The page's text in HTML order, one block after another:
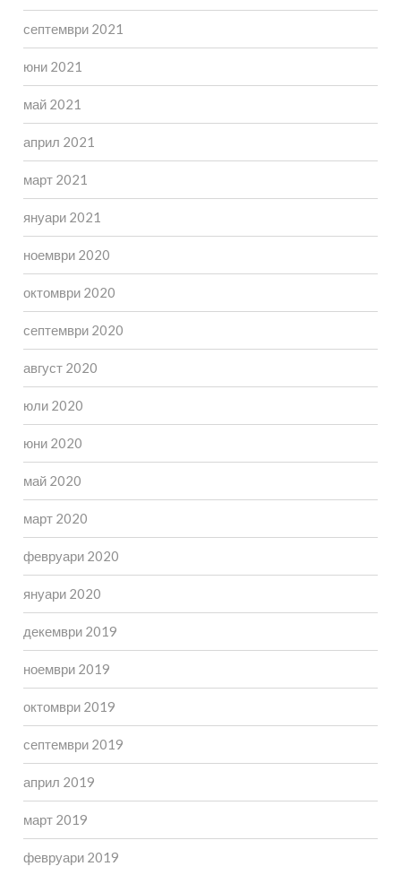
септември 2021
юни 2021
май 2021
април 2021
март 2021
януари 2021
ноември 2020
октомври 2020
септември 2020
август 2020
юли 2020
юни 2020
май 2020
март 2020
февруари 2020
януари 2020
декември 2019
ноември 2019
октомври 2019
септември 2019
април 2019
март 2019
февруари 2019